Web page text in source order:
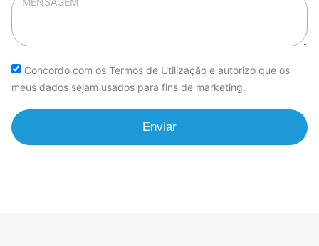
Concordo com os Termos de Utilização e autorizo que os
meus dados sejam usados para fins de marketing.
Enviar